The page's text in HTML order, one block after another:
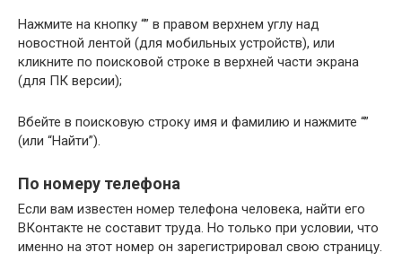
Нажмите на кнопку “” в правом верхнем углу над
новостной лентой (для мобильных устройств), или
кликните по поисковой строке в верхней части экрана
(для ПК версии);
Вбейте в поисковую строку имя и фамилию и нажмите “”
(или “Найти”).
По номеру телефона
Если вам известен номер телефона человека, найти его
ВКонтакте не составит труда. Но только при условии, что
именно на этот номер он зарегистрировал свою страницу.